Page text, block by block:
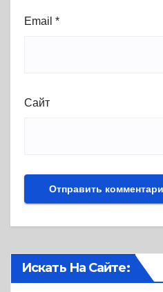
Email *
Сайт
Искать На Сайте: